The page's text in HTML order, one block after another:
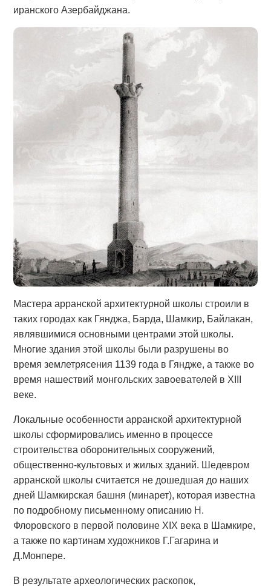
иранского Азербайджана.
Мастера арранской архитектурной школы строили в
таких городах как Гянджа, Барда, Шамкир, Байлакан,
являвшимися основными центрами этой школы.
Многие здания этой школы были разрушены во
время землетрясения 1139 года в Гяндже, а также во
время нашествий монгольских завоевателей в XIII
веке.
Локальные особенности арранской архитектурной
школы сформировались именно в процессе
строительства оборонительных сооружений,
общественно-культовых и жилых зданий. Шедевром
арранской школы считается не дошедшая до наших
дней Шамкирская башня (минарет), которая известна
по подробному письменному описанию Н.
Флоровского в первой половине XIX века в Шамкире,
а также по картинам художников Г.Гагарина и
Д.Монпере.
В результате археологических раскопок,